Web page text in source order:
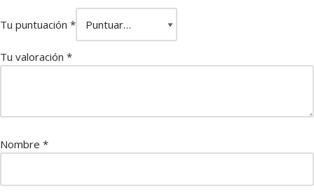
Tu puntuación *
Tu valoración *
Nombre *